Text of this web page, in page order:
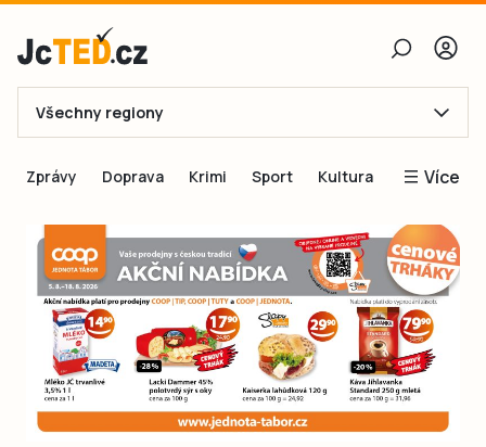
E-mail
Obnovit heslo
Přihlásit se
Přihlásit se přes Facebook
Ještě nemám účet, chci seRegistrovat
Všechny regiony
Zprávy Doprava Krimi Sport Kultura Více
Inspirace
Čtenáři píší
Speciální přílohy
Inzerce